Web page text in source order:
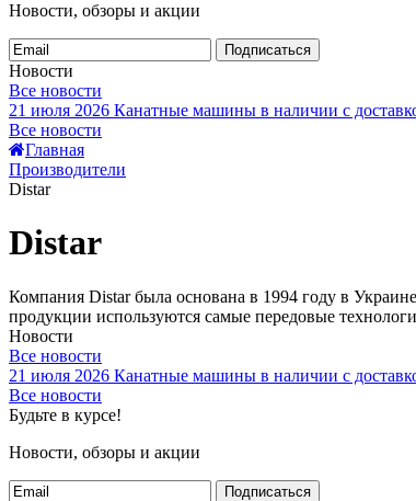
Новости, обзоры и акции
Подписаться
Новости
Все новости
21 июля 2026 Канатные машины в наличии с
Все новости
Главная
Производители
Distar
Distar
Компания Distar была основана в 1994 году в
продукции используются самые передовые
Новости
Все новости
21 июля 2026 Канатные машины в наличии с
Все новости
Будьте в курсе!
Новости, обзоры и акции
Подписаться